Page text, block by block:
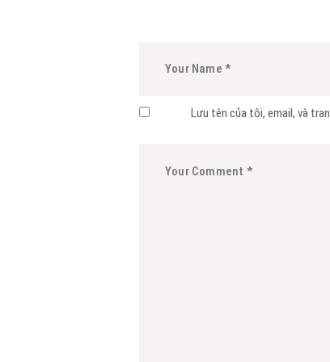
Lưu tên của tôi, email, và